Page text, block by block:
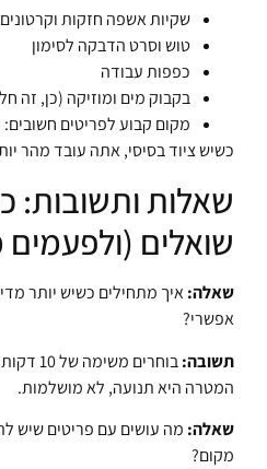
שקיות אשפה חזקות וקרטונים
טוש וסרט הדבקה לסימון
כפפות עבודה
בקבוק מים ומוזיקה (כן, זה
מקום קבוע לפריטים
כשיש ציוד בסיסי, אתה עובד מהר
שאלות ותשובות:
שואלים
שאלה:איך מתחילים כשיש יותר
אפשרי?
תשובה:
בוחרים
המטרה היא תנועה, לא מושלמות.
שאלה: מה עושים עם פריטים שיש
מקום?